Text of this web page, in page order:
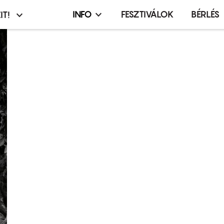
Infó,
INFO FESZTIVÁLOK BÉRLÉS